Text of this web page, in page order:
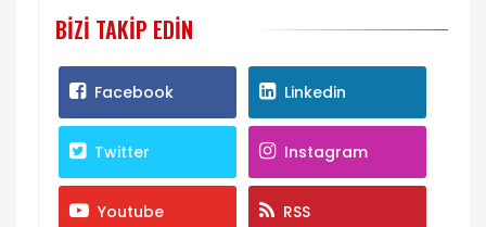
BIZI TAKIP EDIN
Facebook Linkedin
Twitter Instagram
Youtube RSS